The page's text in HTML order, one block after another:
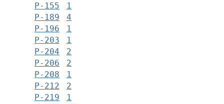
Р-155
1
Р-189
4
Р-196
1
Р-203
1
Р-204
2
Р-206
2
Р-208
1
Р-212
2
Р-219
1